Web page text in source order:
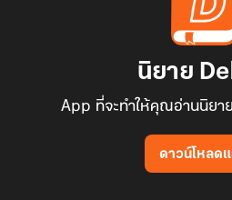
นิยาย
App ที่จะทำให้คุณอ่านนิยา
ดาวน์โหลด